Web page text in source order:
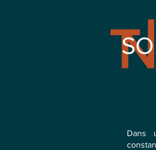
Dans